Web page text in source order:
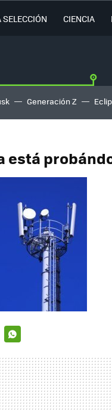
SELECCIÓN CIENCIA
Generación Z
está